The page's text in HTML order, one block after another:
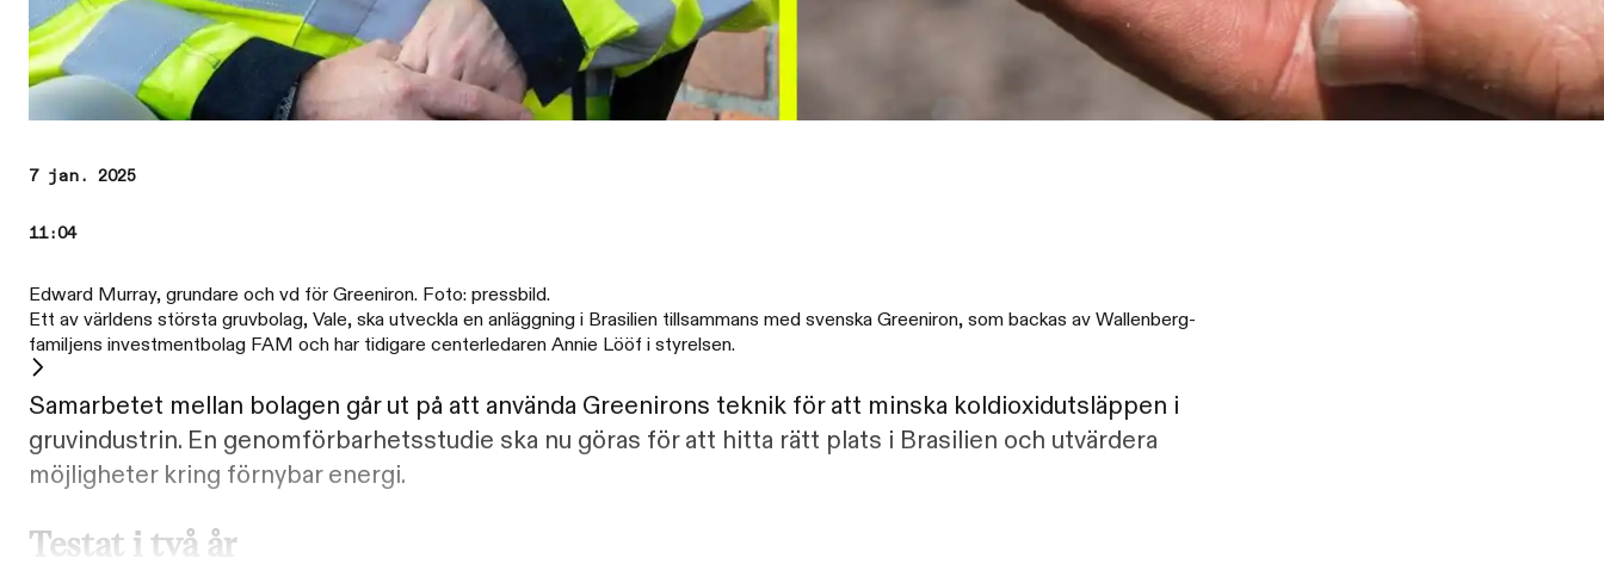
7 jan. 2025
11:04
Edward Murray, grundare och vd för Greeniron. Foto: pressbild.
Ett av världens största gruvbolag, Vale, ska utveckla en anläggning i Brasilien tillsammans med svenska Greeniron, som backas av Wallenberg-
familjens investmentbolag FAM och har tidigare centerledaren Annie Lööf i styrelsen.
Samarbetet mellan bolagen går ut på att använda Greenirons teknik för att minska koldioxidutsläppen i
gruvindustrin. En genomförbarhetsstudie ska nu göras för att hitta rätt plats i Brasilien och utvärdera
möjligheter kring förnybar energi.
Testat i två år